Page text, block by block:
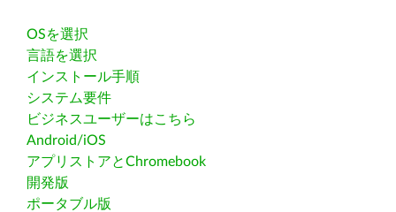
OSを選択
言語を選択
インストール手順
システム要件
ビジネスユーザーはこちら
Android/iOS
アプリストアとChromebook
開発版
ポータブル版